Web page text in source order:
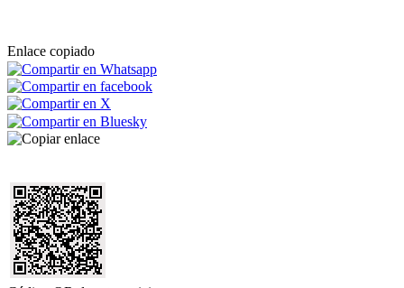
Enlace copiado